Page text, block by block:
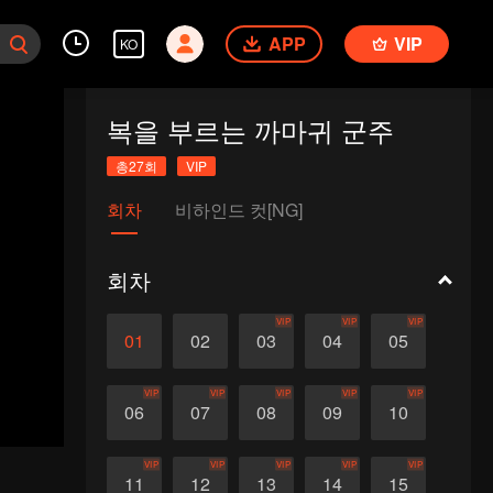
KO APP VIP
복을 부르는 까마귀 군주
총27회 VIP
회차 비하인드 컷[NG]
회차
01 02 03
VIP
04
VIP
05
VIP
06
VIP
07
VIP
08
VIP
09
VIP
10
VIP
11
VIP
12
VIP
13
VIP
14
VIP
15
VIP